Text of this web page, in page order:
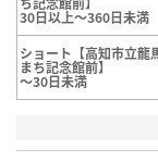
30日以上～360日未満
ショート【高知市立龍
まち記念館前】
～30日未満